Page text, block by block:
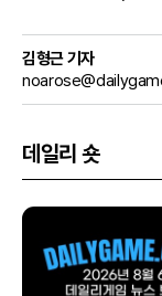
김형근 기자
데일리 숏